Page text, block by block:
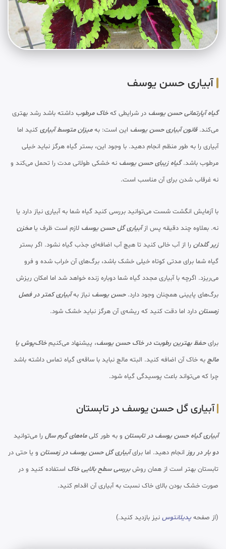
آبیاری حسن یوسف
گیاه آپارتمانی حسن یوسف در شرایطی کهخاک مرطوب داشته باشد رشد بهتری
می‌کند.قانون آبیاری حسن یوسف این است: بهمیزان متوسط آبیاری کنید اما
آبیاری را به طور منظم انجام دهید. با وجود این، بستر گیاه هرگز نباید خیلی
مرطوب باشد.گیاه زیبای حسن یوسف نه خشکی طولانی مدت را تحمل می‌کند و
نه غرقاب شدن برای آن مناسب است.
با آزمایش انگشت شست می‌توانید بررسی کنید گیاه شما به آبیاری نیاز دارد یا
نه. بعلاوه چند دقیقه پس از آبیاری گل حسن یوسف لازم است ظرف یا مخزن
زیر گلدان را از آب خالی کنید تا هیچ آب اضافه‌ای جذب گیاه نشود. اگر بستر
گیاه شما برای مدتی کوتاه خیلی خشک باشد، برگ‌های آن خراب شده و فرو
می‌ریزد. اگرچه با آبیاری مجدد گیاه شما دوباره زنده خواهد شد اما امکان ریزش
برگ‌های پایینی همچنان وجود دارد.حسن یوسف نیاز بهآبیاری کمتر در فصل
زمستان دارد اما دقت کنید که ریشه‌ی آن هرگز نباید خشک شود.
برایحفظ بهترین رطوبت در خاک حسن یوسف، پیشنهاد می‌کنیمخاک‌پوش یا
مالچ به خاک آن اضافه کنید. البته مالچ نباید با ساقه‌ی گیاه تماس داشته باشد
چرا که می‌تواند باعث پوسیدگی گیاه شود.
آبیاری گل حسن یوسف در تابستان
آبیاری گیاه حسن یوسف در تابستان و به طور کلیماه‌های گرم سال را می‌توانید
دو بار در روزانجام دهید. اما برایآبیاری گل حسن یوسف در زمستان و یا حتی در
تابستان بهتر است از همان روشبررسی سطح بالایی خاک استفاده کنید و در
صورت خشک بودن بالای خاک نسبت به آبیاری آن اقدام کنید.
(از صفحهپدیلانتوس نیز بازدید کنید.)